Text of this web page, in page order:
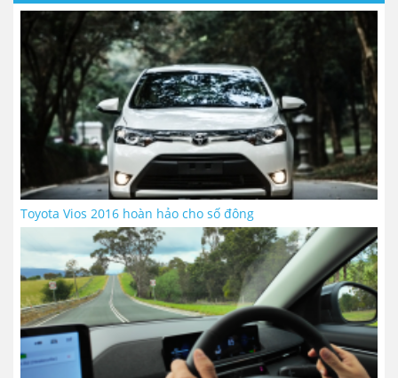
Toyota Vios 2016 hoàn hảo cho số đông